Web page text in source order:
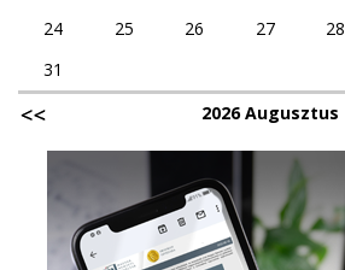
24
25 26 27 28
31
2026 Augusztus